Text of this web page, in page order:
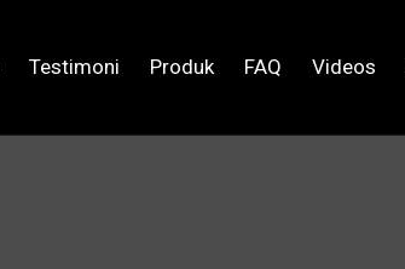
Testimoni Produk FAQ Videos